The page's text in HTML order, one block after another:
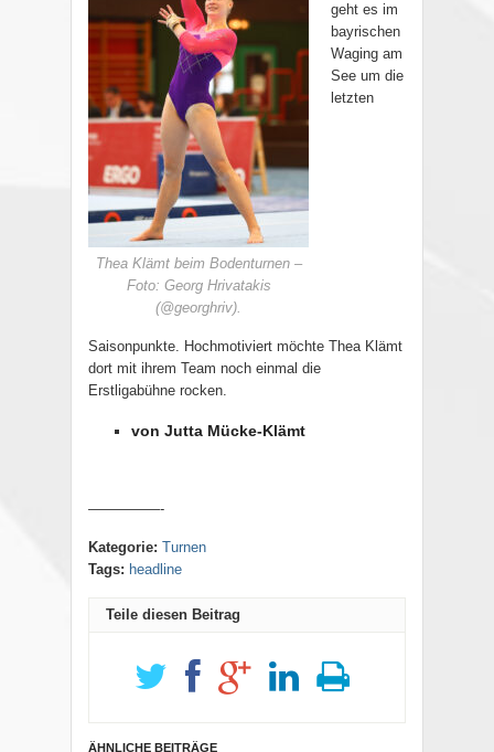
Thea Klämt beim Bodenturnen –
Foto: Georg Hrivatakis
(@georghriv).
geht es im
bayrischen
Waging am
See um die
letzten
Saisonpunkte. Hochmotiviert möchte Thea Klämt
dort mit ihrem Team noch einmal die
Erstligabühne rocken.
von Jutta Mücke-Klämt
—————-
Kategorie: Turnen
Tags: headline
Teile diesen Beitrag
ÄHNLICHE BEITRÄGE